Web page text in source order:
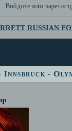
Войдитеили
RUSSIAN
Innsbruck -